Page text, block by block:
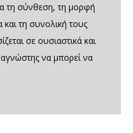
τη σύνθεση, τη μορφή
και τη συνολική τους
σε ουσιαστικά και
να μπορεί να